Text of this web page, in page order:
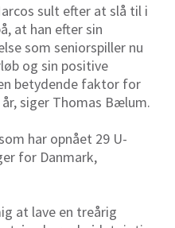
sult efter at slå til i
at han efter sin
som seniorspiller nu
og sin positive
betydende faktor for
siger Thomas Bælum.
har opnået 29 U-
for Danmark,
at lave en treårig